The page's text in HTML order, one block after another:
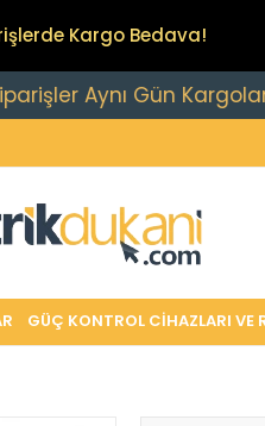
Kargo Bedava!
Gün Kargolanır.
GÜÇ KONTROL CİHAZLARI VE